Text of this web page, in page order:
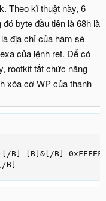
Theo kĩ thuật này, 6
byte đầu tiên là 68h là
địa chỉ của hàm sẽ
của lệnh ret. Để có
rootkit tắt chức năng
xóa cờ WP của thanh
[B]&[/B]
B]